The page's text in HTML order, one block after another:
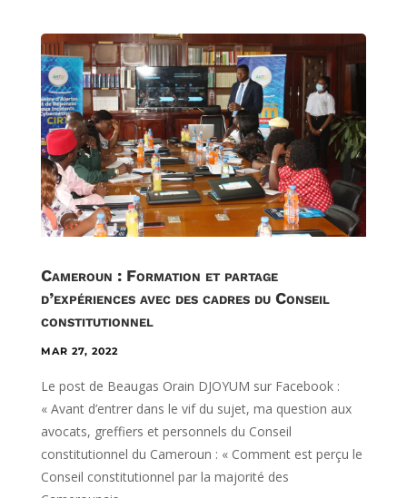
Cameroun : Formation et partage
d’expériences avec des cadres du Conseil
constitutionnel
MAR 27, 2022
Le post de Beaugas Orain DJOYUM sur Facebook :
« Avant d’entrer dans le vif du sujet, ma question aux
avocats, greffiers et personnels du Conseil
constitutionnel du Cameroun : « Comment est perçu le
Conseil constitutionnel par la majorité des